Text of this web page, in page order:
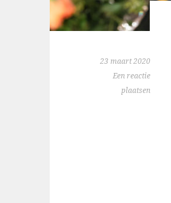
23 maart 2020
Een reactie
plaatsen